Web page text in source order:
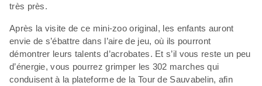
très près.
Après la visite de ce mini-zoo original, les enfants auront
envie de s’ébattre dans l’aire de jeu, où ils pourront
démontrer leurs talents d’acrobates. Et s’il vous reste un peu
d’énergie, vous pourrez grimper les 302 marches qui
conduisent à la plateforme de la Tour de Sauvabelin, afin